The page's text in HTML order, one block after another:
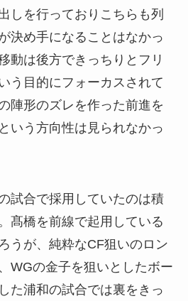
しを行っておりこちらも列
決め手になることはなかっ
動は後方できっちりとフリ
う目的にフォーカスされて
陣形のズレを作った前進を
いう方向性は見られなかっ
試合で採用していたのは積
髙橋を前線で起用している
うが、純粋なCF狙いのロン
WGの金子を狙いとしたボー
た浦和の試合では裏をきっ